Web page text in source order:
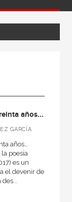
años...
GARCÍA
años…
poesía
es un
el devenir de
des...